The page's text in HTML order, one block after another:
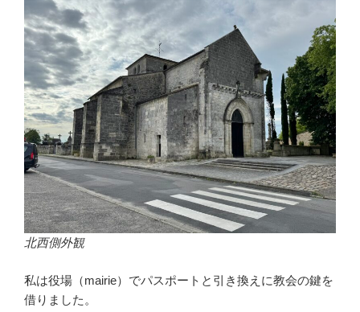
北西側外観
私は役場（mairie）でパスポートと引き換えに教会の鍵を
借りました。